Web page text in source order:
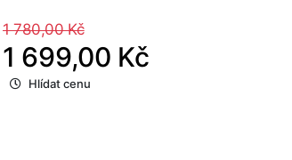
1 780,00 Kč
1 699,00 Kč
Hlídat cenu